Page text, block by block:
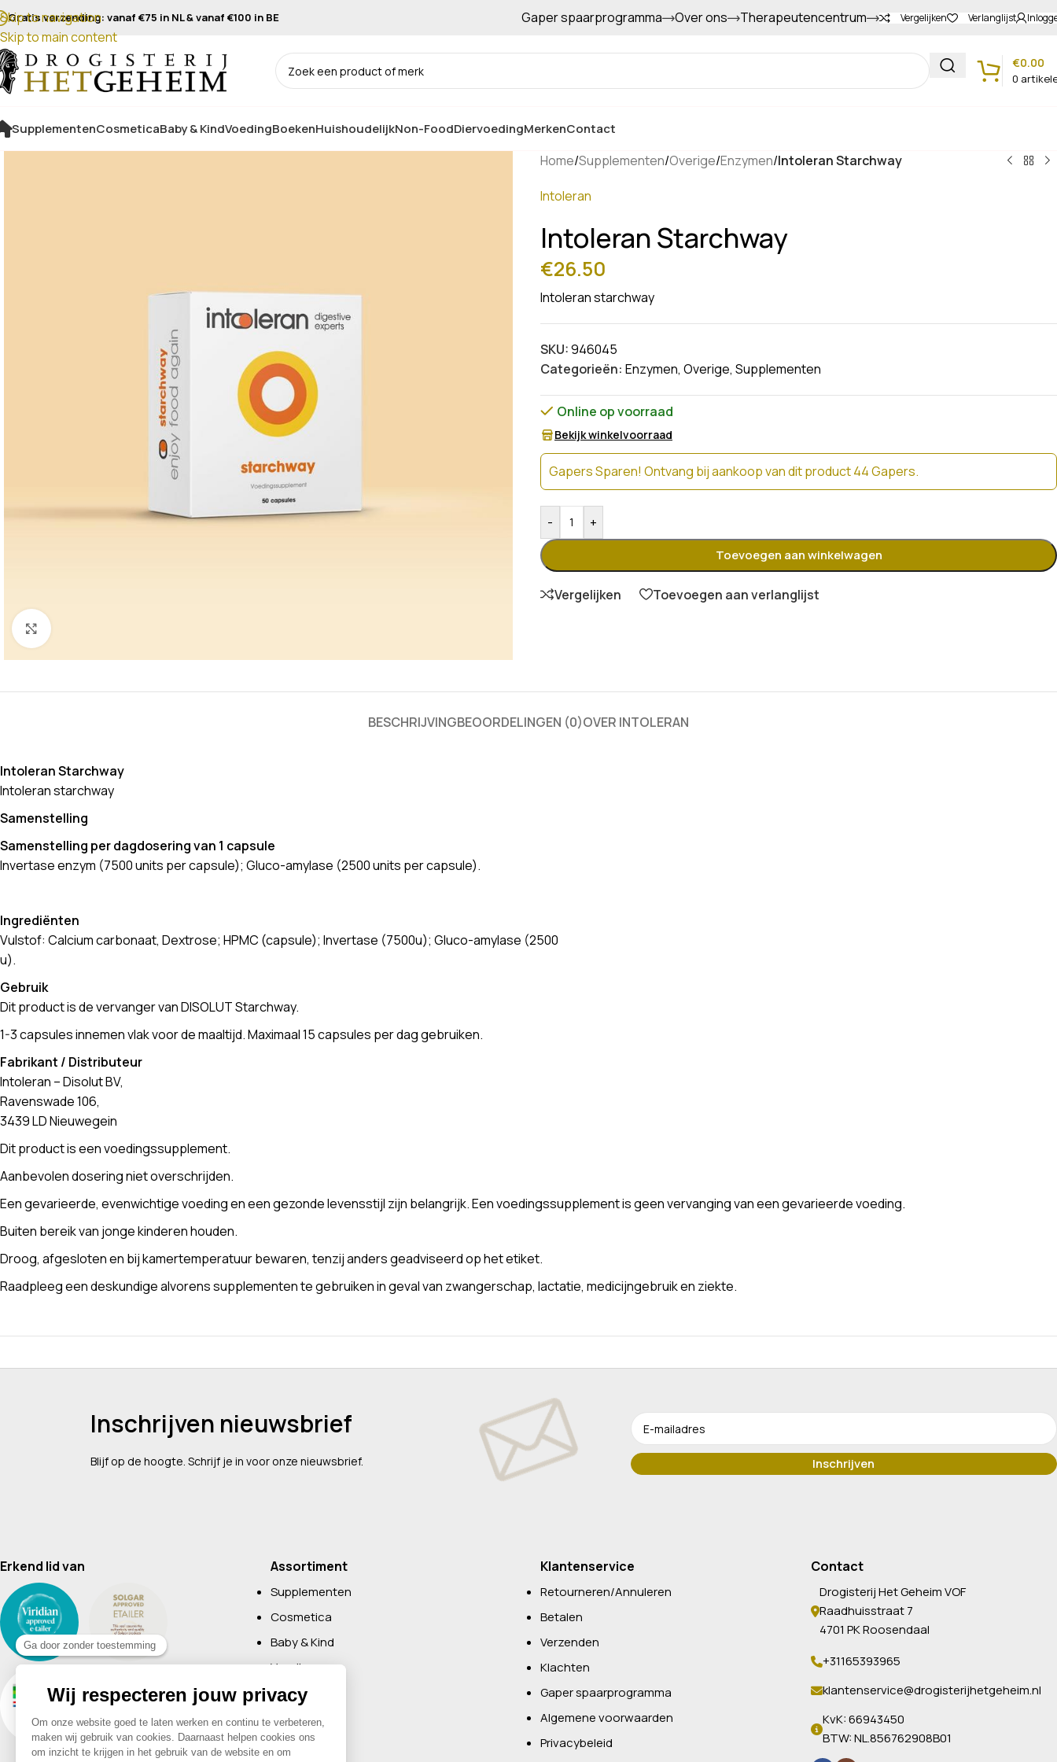
Skip to navigation
Skip to main content
Gratis verzending: vanaf €75 in NL & vanaf €100 in BE Gratis afhalen in de winkel Gapers sparen voor extra korting
Gaper spaarprogramma Over ons Therapeutencentrum Vergelijken Verlanglijst
0
€0.00
SupplementenCosmeticaBaby & KindVoedingBoekenHuishoudelijkNon-FoodDiervoedingMerkenContact
Home/Supplementen/Overige/Enzymen/Intoleran Starchway
Intoleran
Intoleran Starchway
€26.50
Intoleran starchway
SKU:946045
Categorieën: Enzymen, Overige, Supplementen
Online op voorraad
Bekijk winkelvoorraad
Gapers Sparen! Ontvang bij aankoop van dit product 44 Gapers.
- +
Toevoegen aan winkelwagen
Vergelijken Toevoegen aan verlanglijst
BESCHRIJVINGBEOORDELINGEN (0)OVER INTOLERAN
Intoleran Starchway
Intoleran starchway
Samenstelling
Samenstelling per dagdosering van 1 capsule
Invertase enzym (7500 units per capsule); Gluco-amylase (2500 units per capsule).
Ingrediënten
Vulstof: Calcium carbonaat, Dextrose; HPMC (capsule); Invertase (7500u); Gluco-amylase (2500
u).
Gebruik
Dit product is de vervanger van DISOLUT Starchway.
1-3 capsules innemen vlak voor de maaltijd. Maximaal 15 capsules per dag gebruiken.
Fabrikant / Distributeur
Intoleran – Disolut BV,
Ravenswade 106,
3439 LD Nieuwegein
Dit product is een voedingssupplement.
Aanbevolen dosering niet overschrijden.
Een gevarieerde, evenwichtige voeding en een gezonde levensstijl zijn belangrijk. Een voedingssupplement is geen vervanging van een gevarieerde voeding.
Buiten bereik van jonge kinderen houden.
Droog, afgesloten en bij kamertemperatuur bewaren, tenzij anders geadviseerd op het etiket.
Raadpleeg een deskundige alvorens supplementen te gebruiken in geval van zwangerschap, lactatie, medicijngebruik en ziekte.
Inschrijven nieuwsbrief
Blijf op de hoogte. Schrijf je in voor onze nieuwsbrief.
Erkend lid van Assortiment
Supplementen
Cosmetica
Baby & Kind
Voeding
Boeken
Huishoudelijk
Non-Food
Klantenservice
Retourneren/Annuleren
Betalen
Verzenden
Klachten
Gaper spaarprogramma
Algemene voorwaarden
Privacybeleid
Contact
Drogisterij Het Geheim VOF
Raadhuisstraat 7
4701 PK Roosendaal
+31165393965
klantenservice@drogisterijhetgeheim.nl
KvK: 66943450
BTW: NL.856762908B01